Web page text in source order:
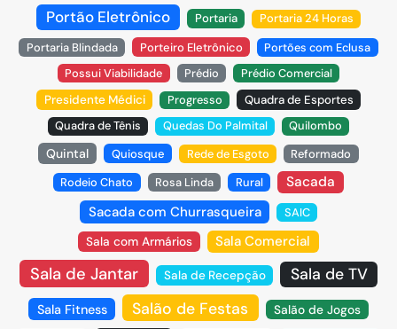
Portão Eletrônico Portaria
Portaria 24 Horas
Portaria Blindada
Porteiro Eletrônico
Portões com Eclusa
Possui Viabilidade
Prédio
Prédio Comercial
Presidente Médici
Progresso
Quadra de Esportes
Quadra de Tênis
Quedas Do Palmital Quilombo
Quintal Quiosque Rede de Esgoto
Reformado
Rodeio Chato
Rosa Linda Rural
Sacada
Sacada com Churrasqueira
SAIC
Sala com Armários Sala Comercial
Sala de Jantar Sala de Recepção Sala de TV
Sala Fitness Salão de Festas Salão de Jogos